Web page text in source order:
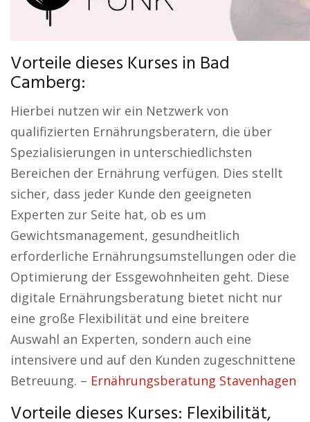
Vorteile dieses Kurses in Bad
Camberg:
Hierbei nutzen wir ein Netzwerk von
qualifizierten Ernährungsberatern, die über
Spezialisierungen in unterschiedlichsten
Bereichen der Ernährung verfügen. Dies stellt
sicher, dass jeder Kunde den geeigneten
Experten zur Seite hat, ob es um
Gewichtsmanagement, gesundheitlich
erforderliche Ernährungsumstellungen oder die
Optimierung der Essgewohnheiten geht. Diese
digitale Ernährungsberatung bietet nicht nur
eine große Flexibilität und eine breitere
Auswahl an Experten, sondern auch eine
intensivere und auf den Kunden zugeschnittene
Betreuung. – Ernährungsberatung Stavenhagen
Vorteile dieses Kurses: Flexibilität,